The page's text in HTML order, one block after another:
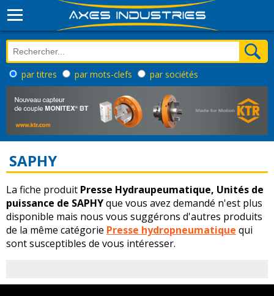
par titres par mots-clefs par sociétés
SAPHY
La fiche produit Presse Hydraupeumatique, Unités de
puissance de SAPHYque vous avez demandé n'est plus
disponible mais nous vous suggérons d'autres produits
de la même catégorie Presse hydropneumatique qui
sont susceptibles de vous intéresser.